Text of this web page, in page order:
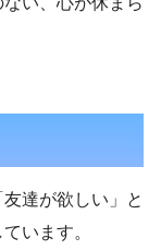
達が欲しい」と
います。